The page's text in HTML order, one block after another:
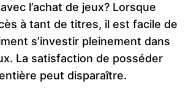
l’achat de jeux? Lorsque
à tant de titres, il est facile de
s’investir pleinement dans
La satisfaction de posséder
peut disparaître.